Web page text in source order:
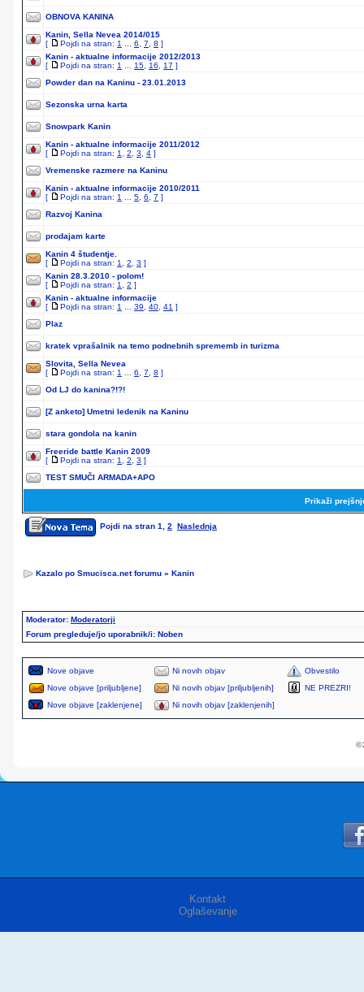
OBNOVA KANINA
Kanin, Sella Nevea 2014/015
[
Pojdi na stran: 1 6 7 8 ]
Kanin - aktualne informacije 2012/2013
[
Pojdi na stran: 1 15 16 17 ]
Powder dan na Kaninu - 23.01.2013
Sezonska urna karta
Snowpark Kanin
Kanin - aktualne informacije 2011/2012
[
Pojdi na stran: 1 2 3 4 ]
Vremenske razmere na Kaninu
Kanin - aktualne informacije 2010/2011
[
Pojdi na stran: 1 5 6 7 ]
Razvoj Kanina
prodajam karte
Kanin 4 študentje.
[
Pojdi na stran: 1 2 3 ]
Kanin 28.3.2010 - polom!
[
Pojdi na stran: 1 2 ]
Kanin - aktualne informacije
[
Pojdi na stran: 1 39 40 41 ]
Plaz
kratek vprašalnik na temo podnebnih sprememb in turizma
Slovita, Sella Nevea
[
Pojdi na stran: 1 6 7 8 ]
Od LJ do kanina?!?!
[Z anketo] Umetni ledenik na Kaninu
stara gondola na kanin
Freeride battle Kanin 2009
[
Pojdi na stran: 1 2 3 ]
TEST SMUČI ARMADA+APO
Prikaži
Pojdi na stran 1 2 Naslednja
Kazalo po Smucisca.net forumu » Kanin
Moderator: Moderatorji
Forum pregleduje/jo uporabnik/i: Noben
Nove objave Ni novih objav
Obvestilo
Nove objave [priljubljene]
Ni novih objav [priljubljenih]
NE PREZRI!
Nove objave [zaklenjene]
Ni novih objav [zaklenjenih]
©
Kontakt
Oglaševanje